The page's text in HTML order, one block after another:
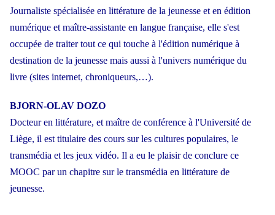
Journaliste spécialisée en littérature de la jeunesse et en édition
numérique et maître-assistante en langue française, elle s'est
occupée de traiter tout ce qui touche à l'édition numérique à
destination de la jeunesse mais aussi à l'univers numérique du
livre (sites internet, chroniqueurs,…).
BJORN-OLAV DOZO
Docteur en littérature, et maître de conférence à l'Université de
Liège, il est titulaire des cours sur les cultures populaires, le
transmédia et les jeux vidéo. Il a eu le plaisir de conclure ce
MOOC par un chapitre sur le transmédia en littérature de
jeunesse.